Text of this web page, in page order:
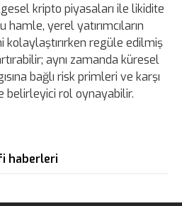
kripto piyasaları ile likidite
hamle, yerel yatırımcıların
kolaylaştırırken regüle edilmiş
aynı zamanda küresel
bağlı risk primleri ve karşı
belirleyici rol oynayabilir.
haberleri